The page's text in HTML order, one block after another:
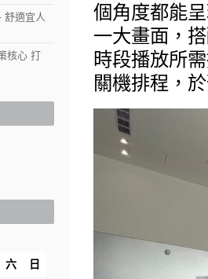
個角度都能
一大畫面，
時段播放所
關機排程，
舒適宜人
核心 打
六 日